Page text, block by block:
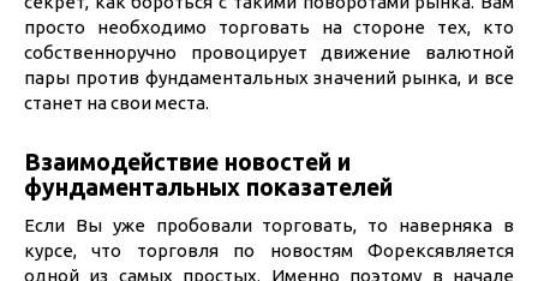
просто необходимо торговать на стороне тех, кто
собственноручно провоцирует движение валютной
пары против фундаментальных значений рынка, и все
станет на свои места.
Взаимодействие новостей и
фундаментальных показателей
Если Вы уже пробовали торговать, то наверняка в
курсе, что торговля по новостям Форексявляется
одной из самых простых. Именно поэтому в начале